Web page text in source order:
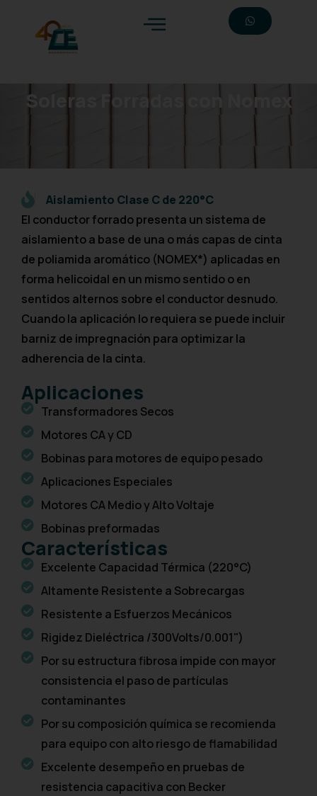
Soleras Forradas con Nomex
Aislamiento Clase C de 220°C
El conductor forrado presenta un sistema de
aislamiento a base de una o más capas de cinta
de poliamida aromático (NOMEX*) aplicadas en
forma helicoidal en un mismo sentido o en
sentidos alternos sobre el conductor desnudo.
Cuando la aplicación lo requiera se puede incluir
barniz de impregnación para optimizar la
adherencia de la cinta.
Aplicaciones
Transformadores Secos
Motores CA y CD
Bobinas para motores de equipo pesado
Aplicaciones Especiales
Motores CA Medio y Alto Voltaje
Bobinas preformadas
Características
Excelente Capacidad Térmica (220°C)
Altamente Resistente a Sobrecargas
Resistente a Esfuerzos Mecánicos
Rigidez Dieléctrica /300Volts/0.001")
Por su estructura fibrosa impide con mayor
consistencia el paso de partículas
contaminantes
Por su composición química se recomienda
para equipo con alto riesgo de flamabilidad
Excelente desempeño en pruebas de
resistencia capacitiva con Becker